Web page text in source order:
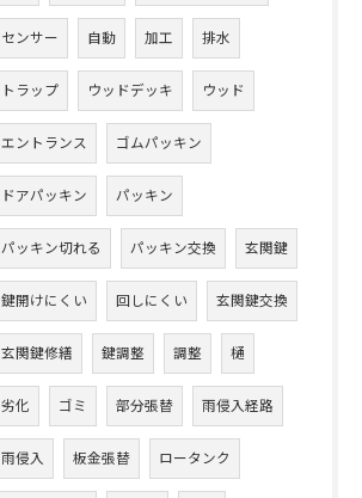
センサー 自動 加工 排水
トラップ ウッドデッキ ウッド
エントランス ゴムパッキン
ドアパッキン パッキン
パッキン切れる パッキン交換 玄関鍵
鍵開けにくい 回しにくい 玄関鍵交換
玄関鍵修繕 鍵調整 調整 樋
劣化 ゴミ 部分張替 雨侵入経路
雨侵入 板金張替 ロータンク